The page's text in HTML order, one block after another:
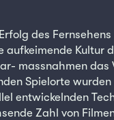
des
Kultur
massnahmen das
Spielorte wurden
entwickelnden
Zahl von